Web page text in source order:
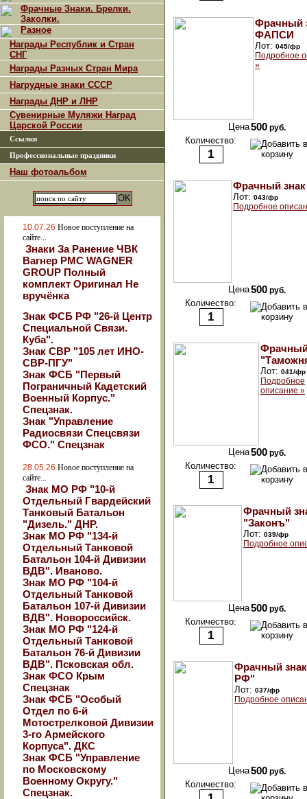
Фрачные Знаки. Брелки.
Заколки.
Разное
Награды Республик и Стран
СНГ
Награды Разных Стран Мира
Нагрудные знаки СССР
Награды ДНР и ЛНР
Сувенирные Муляжи Наград
Царской России
Ссылки
Профессиональные праздники
Наш фотоальбом
10.07.26 Новое поступление на
сайте...
Знаки За Ранение ЧВК
Вагнер РМС WAGNER
GROUP Полный
комплект Оригинал Не
вручёнка
Знак ФСБ РФ "26-й Центр
Специальной Связи.
Куба".
Знак СВР "105 лет ИНО-
СВР-ПГУ"
Знак ФСБ "Первый
Пограничный Кадетский
Военный Корпус."
Спецзнак.
Знак "Управление
Радиосвязи Спецсвязи
ФСО." Спецзнак
28.05.26 Новое поступление на
сайте...
Знак МО РФ "10-й
Отдельный Гвардейский
Танковый Батальон
"Дизель." ДНР.
Знак МО РФ "134-й
Отдельный Танковой
Батальон 104-й Дивизии
ВДВ". Иваново.
Знак МО РФ "104-й
Отдельный Танковой
Батальон 107-й Дивизии
ВДВ". Новороссийск.
Знак МО РФ "124-й
Отдельный Танковой
Батальон 76-й Дивизии
ВДВ". Псковская обл.
Знак ФСО Крым
Спецзнак
Знак ФСБ "Особый
Отдел по 6-й
Мотострелковой Дивизии
3-го Армейского
Корпуса". ДКС
Знак ФСБ "Управление
по Московскому
Военному Округу."
Спецзнак.
Фрачный
ФАПСИ
Лот: 045/фр
Подробное
»
Цена500 руб.
Количество:
Фрачный
Лот: 043/фр
Подробное
Цена500 руб.
Количество:
Фрачный
Лот: 041/фр
Подробное
описание »
Цена500 руб.
Количество:
Фрачный
"Законъ"
Лот: 039/фр
Подробное
Цена500 руб.
Количество:
Фрачный
РФ"
Лот: 037/фр
Подробное
Цена500 руб.
Количество: